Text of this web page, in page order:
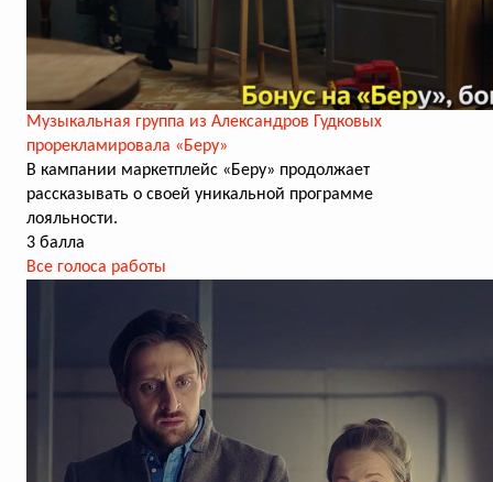
Музыкальная группа из Александров Гудковых
прорекламировала «Беру»
В кампании маркетплейс «Беру» продолжает
рассказывать о своей уникальной программе
лояльности.
3 балла
Все голоса работы